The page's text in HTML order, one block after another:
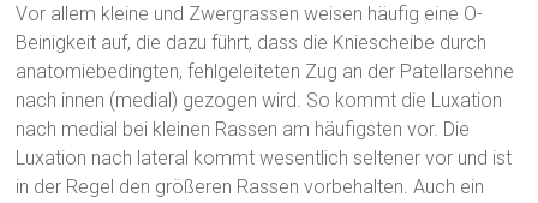
Vor allem kleine und Zwergrassen weisen häufig eine O-
Beinigkeit auf, die dazu führt, dass die Kniescheibe durch
anatomiebedingten, fehlgeleiteten Zug an der Patellarsehne
nach innen (medial) gezogen wird. So kommt die Luxation
nach medial bei kleinen Rassen am häufigsten vor. Die
Luxation nach lateral kommt wesentlich seltener vor und ist
in der Regel den größeren Rassen vorbehalten. Auch ein